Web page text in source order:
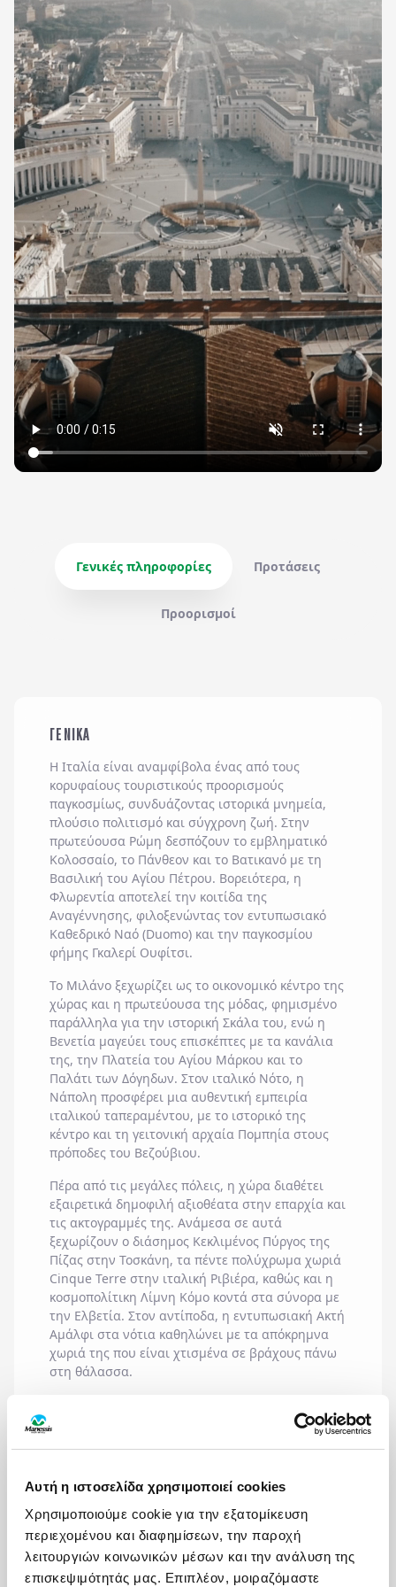
Αυτή η ιστοσελίδα χρησιμοποιεί cookies
Χρησιμοποιούμε cookie για την εξατομίκευση
περιεχομένου και διαφημίσεων, την παροχή
λειτουργιών κοινωνικών μέσων και την ανάλυση της
επισκεψιμότητάς μας. Επιπλέον, μοιραζόμαστε
Γενικές πληροφορίες Προτάσεις
Προορισμοί
ΓΕΝΙΚΑ
Η Ιταλία είναι αναμφίβολα ένας από τους
κορυφαίους τουριστικούς προορισμούς
παγκοσμίως, συνδυάζοντας ιστορικά μνημεία,
πλούσιο πολιτισμό και σύγχρονη ζωή. Στην
πρωτεύουσα Ρώμη δεσπόζουν το εμβληματικό
Κολοσσαίο, το Πάνθεον και το Βατικανό με τη
Βασιλική του Αγίου Πέτρου. Βορειότερα, η
Φλωρεντία αποτελεί την κοιτίδα της
Αναγέννησης, φιλοξενώντας τον εντυπωσιακό
Καθεδρικό Ναό (Duomo) και την παγκοσμίου
φήμης Γκαλερί Ουφίτσι.
Το Μιλάνο ξεχωρίζει ως το οικονομικό κέντρο της
χώρας και η πρωτεύουσα της μόδας, φημισμένο
παράλληλα για την ιστορική Σκάλα του, ενώ η
Βενετία μαγεύει τους επισκέπτες με τα κανάλια
της, την Πλατεία του Αγίου Μάρκου και το
Παλάτι των Δόγηδων. Στον ιταλικό Νότο, η
Νάπολη προσφέρει μια αυθεντική εμπειρία
ιταλικού ταπεραμέντου, με το ιστορικό της
κέντρο και τη γειτονική αρχαία Πομπηία στους
πρόποδες του Βεζούβιου.
Πέρα από τις μεγάλες πόλεις, η χώρα διαθέτει
εξαιρετικά δημοφιλή αξιοθέατα στην επαρχία και
τις ακτογραμμές της. Ανάμεσα σε αυτά
ξεχωρίζουν ο διάσημος Κεκλιμένος Πύργος της
Πίζας στην Τοσκάνη, τα πέντε πολύχρωμα χωριά
Cinque Terre στην ιταλική Ριβιέρα, καθώς και η
κοσμοπολίτικη Λίμνη Κόμο κοντά στα σύνορα με
την Ελβετία. Στον αντίποδα, η εντυπωσιακή Ακτή
Αμάλφι στα νότια καθηλώνει με τα απόκρημνα
χωριά της που είναι χτισμένα σε βράχους πάνω
στη θάλασσα.
όλα τα προγράμματα και τις ημερομηνίες
και κλείστε θέσεις για εσάς
ΙΔΑΝΙΚΟΣ ΠΡΟΟΡΙΣΜΟΣ ΓΙΑ
ΟΙΚΟΓΕΝΕΙΑ ΜΕ
ΠΑΙΔΙΑ
ΜΕ ΤΗΝ ΠΑΡΕΑ ΜΟΥ